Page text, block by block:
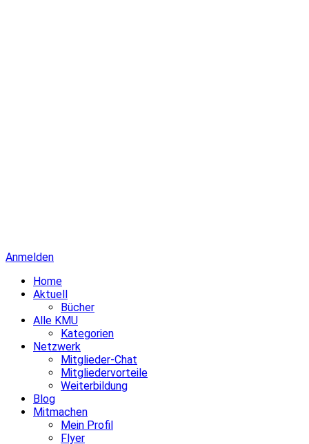
Anmelden
Home
Aktuell
Bücher
Alle KMU
Kategorien
Netzwerk
Mitglieder-Chat
Mitgliedervorteile
Weiterbildung
Blog
Mitmachen
Mein Profil
Flyer